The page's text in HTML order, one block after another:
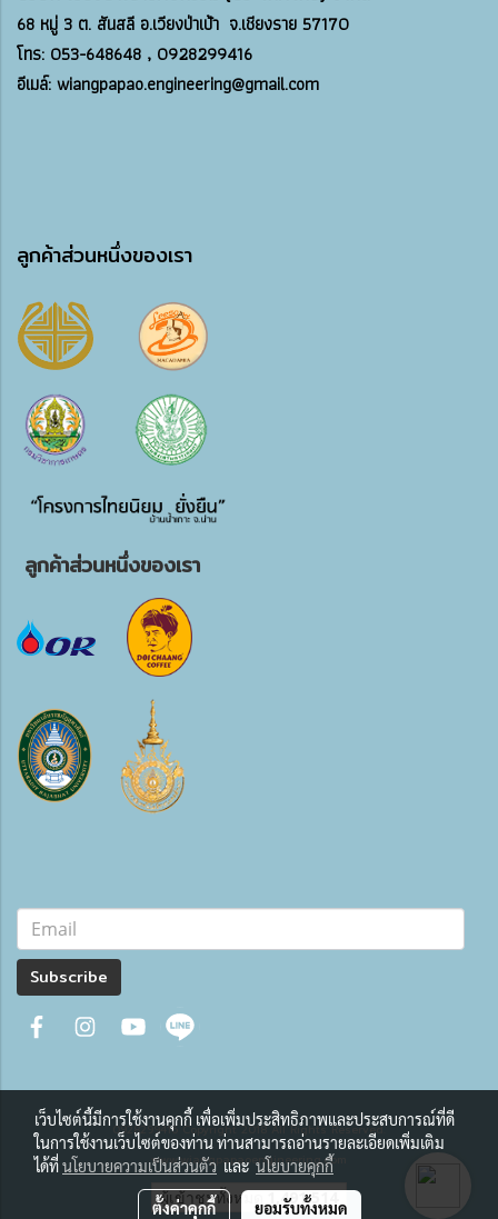
68 หมู่ 3 ต. สันสลี อ.เวียงป่าเป้า จ.เชียงราย 57170
โทร: 053-648648 , 0928299416
อีเมล์: wiangpapao.engineering@gmail.com
ลูกค้าส่วนหนึ่งของเรา
ลูกค้าส่วนหนึ่งของเรา
Subscribe
0928299416 Copyright 2018 All Rights Reserved.
www.wiangpapaoengineering.com
ผู้เข้าชมวันนี้ 11
เว็บไซต์นี้มีการใช้งานคุกกี้ เพื่อเพิ่มประสิทธิภาพและประสบการณ์ที่ดี
ในการใช้งานเว็บไซต์ของท่าน ท่านสามารถอ่านรายละเอียดเพิ่มเติม
ได้ที่นโยบายความเป็นส่วนตัว และ นโยบายคุกกี้
ตั้งค่าคุกกี้ ยอมรับทั้งหมด